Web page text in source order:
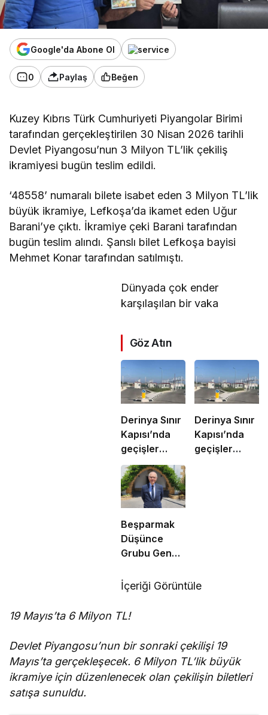
Google'da Abone Ol
0 Paylaş Beğen
Kuzey Kıbrıs Türk Cumhuriyeti Piyangolar Birimi
tarafından gerçekleştirilen 30 Nisan 2026 tarihli
Devlet Piyangosu’nun 3 Milyon TL’lik çekiliş
ikramiyesi bugün teslim edildi.
‘48558’ numaralı bilete isabet eden 3 Milyon TL’lik
büyük ikramiye, Lefkoşa’da ikamet eden Uğur
Barani’ye çıktı. İkramiye çeki Barani tarafından
bugün teslim alındı. Şanslı bilet Lefkoşa bayisi
Mehmet Konar tarafından satılmıştı.
Dünyada çok ender
karşılaşılan bir vaka
Göz Atın
Derinya Sınır
Kapısı’nda
geçişler
normale
döndü
Derinya Sınır
Kapısı’nda
geçişler
Beşparmak
Düşünce
Grubu Genel
M. Ergün
Olgun oldu
İçeriği Görüntüle
19 Mayıs’ta 6 Milyon TL!
Devlet Piyangosu’nun bir sonraki çekilişi 19
Mayıs’ta gerçekleşecek. 6 Milyon TL’lik büyük
ikramiye için düzenlenecek olan çekilişin biletleri
satışa sunuldu.